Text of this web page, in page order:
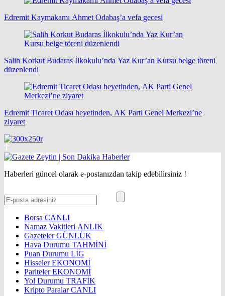
Edremit Kaymakamı Ahmet Odabaş’a vefa gecesi
Salih Korkut Budaras İlkokulu’nda Yaz Kur’an Kursu belge töreni
düzenlendi
Edremit Ticaret Odası heyetinden, AK Parti Genel Merkezi’ne
ziyaret
Haberleri güncel olarak e-postanızdan takip edebilirsiniz !
Borsa CANLI
Namaz Vakitleri ANLIK
GazetelerGÜNLÜK
Hava Durumu TAHMİNİ
Puan Durumu LİG
HisselerEKONOMİ
ParitelerEKONOMİ
Yol Durumu TRAFİK
Kripto ParalarCANLI